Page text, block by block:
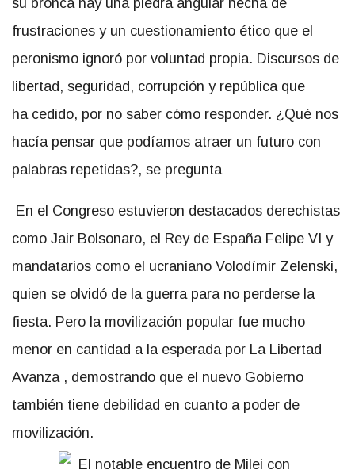
su bronca hay una piedra angular hecha de
frustraciones y un cuestionamiento ético que el
peronismo ignoró por voluntad propia. Discursos de
libertad, seguridad, corrupción y república que
ha cedido, por no saber cómo responder. ¿Qué nos
hacía pensar que podíamos atraer un futuro con
palabras repetidas?, se pregunta
En el Congreso estuvieron destacados derechistas
como Jair Bolsonaro, el Rey de España Felipe VI y
mandatarios como el ucraniano Volodímir Zelenski,
quien se olvidó de la guerra para no perderse la
fiesta. Pero la movilización popular fue mucho
menor en cantidad a la esperada por La Libertad
Avanza , demostrando que el nuevo Gobierno
también tiene debilidad en cuanto a poder de
movilización.